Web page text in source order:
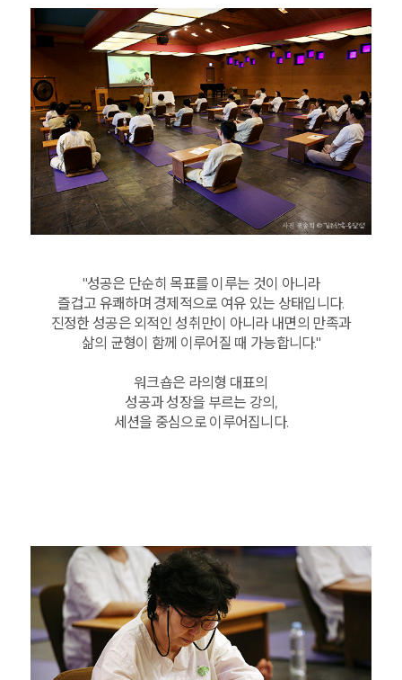
"성공은 단순히 목표를 이루는 것이 아니라
즐겁고 유쾌하며 경제적으로 여유 있는 상태입니다.
진정한 성공은 외적인 성취만이 아니라 내면의 만족과
삶의 균형이 함께 이루어질 때 가능합니다."
워크숍은 라의형 대표의
성공과 성장을 부르는 강의,
세션을 중심으로 이루어집니다.